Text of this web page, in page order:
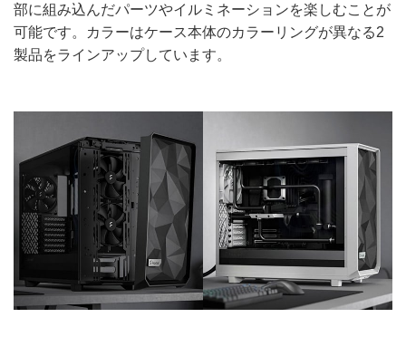
部に組み込んだパーツやイルミネーションを楽しむことが
可能です。カラーはケース本体のカラーリングが異なる2
製品をラインアップしています。